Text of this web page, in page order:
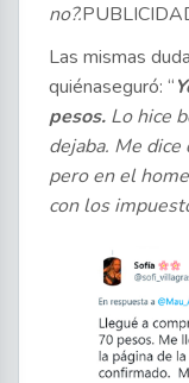
no?.
Las mismas
quiénaseguró: “
pesos. Lo hice
dejaba. Me
pero en el
con los